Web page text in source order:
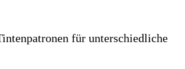
für unterschiedliche